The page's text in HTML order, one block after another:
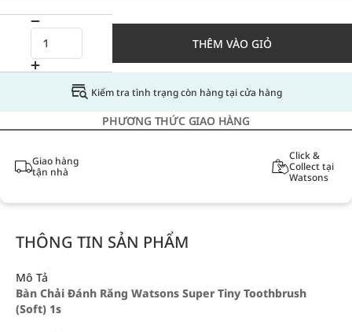
THÊM VÀO GIỎ
Kiểm tra tình trạng còn hàng tại cửa hàng
PHƯƠNG THỨC GIAO HÀNG
Giao hàng
tận nhà
Click &
Collect tại
Watsons
THÔNG TIN SẢN PHẨM
Mô Tả
Bàn Chải Đánh Răng Watsons Super Tiny Toothbrush
(Soft) 1s